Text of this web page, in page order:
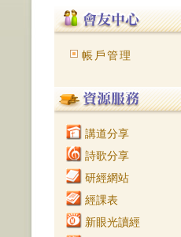
帳戶管理
講道分享
詩歌分享
研經網站
經課表
新眼光讀經